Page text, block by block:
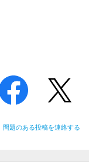
問題のある投稿を連絡する